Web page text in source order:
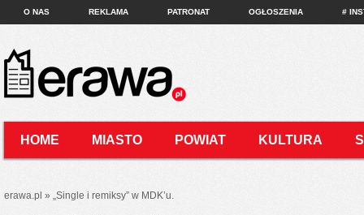
O NAS REKLAMA PATRONAT OGŁOSZENIA #
HOME MIASTO POWIAT KULTURA
erawa.pl » „Single i remiksy” w MDK’u.